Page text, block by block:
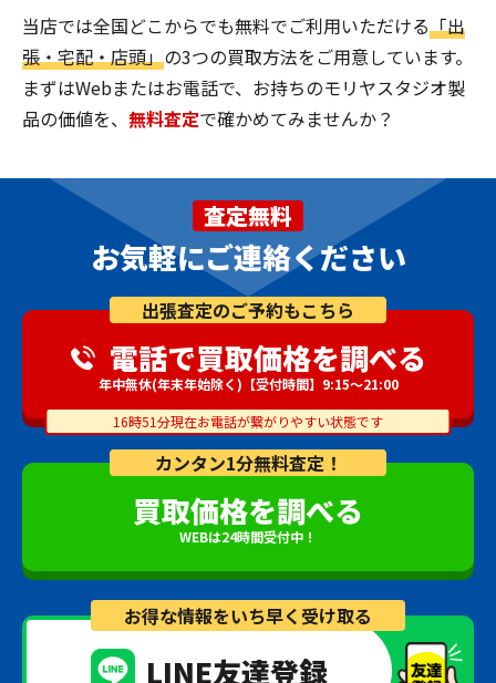
当店では全国どこからでも無料でご利用いただける「出
張・宅配・店頭」の3つの買取方法をご用意しています。
まずはWebまたはお電話で、お持ちのモリヤスタジオ製
品の価値を、 無料査定で確かめてみませんか？
査定無料
お気軽にご連絡ください
カンタン1分無料査定！
買取価格を調べる
WEBは24時間受付中！
出張査定のご予約もこちら
電話で買取価格を調べる
年中無休(年末年始除く)【受付時間】9:15～21:00
16時51分現在お電話が繋がりやすい状態です
お得な情報をいち早く受け取る
LINE友達登録